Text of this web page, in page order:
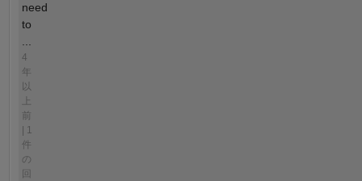
need
to
...
4
年
以
前
| 1
件
の
回